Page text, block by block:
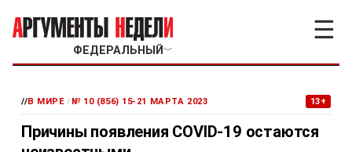
ФЕДЕРАЛЬНЫЙ ﹀
☰
//В МИРЕ / № 10 (856) 15-21 МАРТА 2023 13+
Причины появления COVID-19 остаются